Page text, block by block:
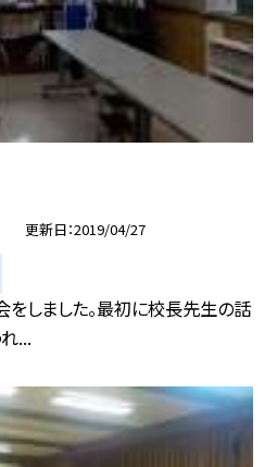
更新日 2019/04/27
しました。最初に校長先生の話
...